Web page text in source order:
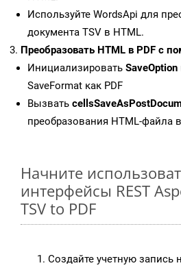
Используйте WordsApi для
документа TSV в HTML.
Преобразовать HTML в PDF с
Инициализировать SaveOption
SaveFormat как PDF
Вызвать
преобразования HTML-файла
Начните
интерфейсы REST
TSV to PDF
Создайте учетную запись